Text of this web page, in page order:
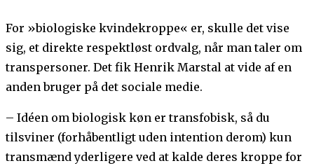
For »biologiske kvindekroppe« er, skulle det vise
sig, et direkte respektløst ordvalg, når man taler om
transpersoner. Det fik Henrik Marstal at vide af en
anden bruger på det sociale medie.
– Idéen om biologisk køn er transfobisk, så du
tilsviner (forhåbentligt uden intention derom) kun
transmænd yderligere ved at kalde deres kroppe for